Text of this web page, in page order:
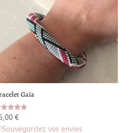
Gaïa
5
€
Sauvegardez vos envies